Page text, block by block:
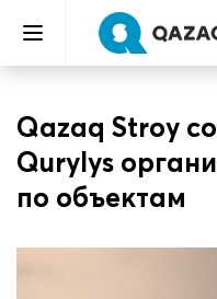
Qazaq Stroy
Qurylys
по объектам